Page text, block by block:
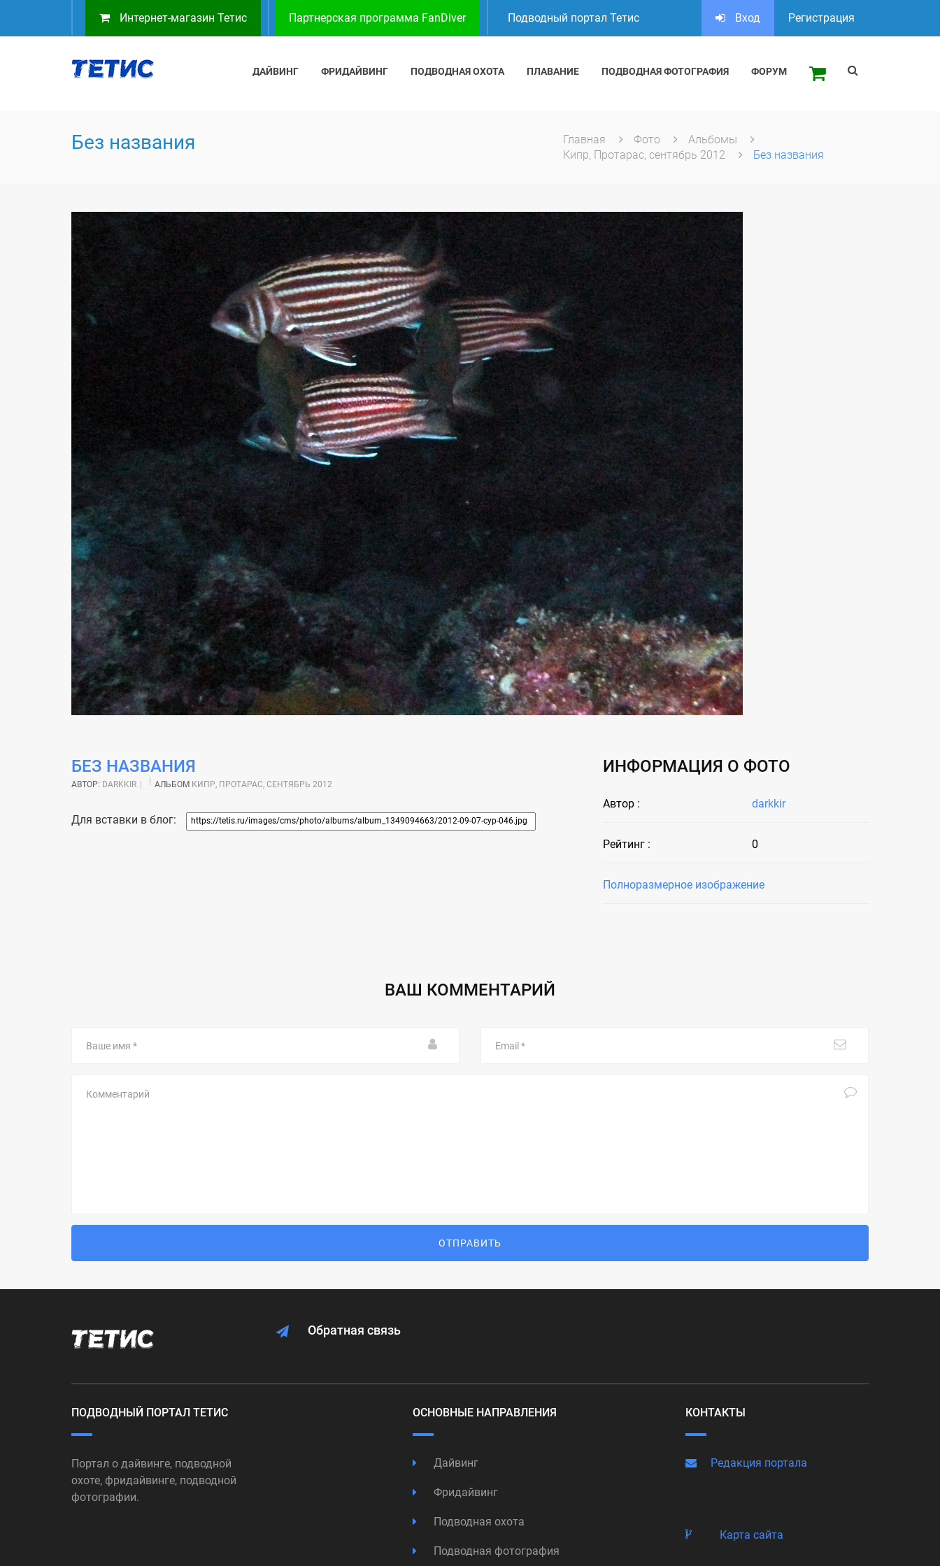
Интернет-магазин Тетис Партнерская программа FanDiver Подводный портал Тетис Вход Регистрация
ДАЙВИНГ ФРИДАЙВИНГ ПОДВОДНАЯ ОХОТА ПЛАВАНИЕ ПОДВОДНАЯ ФОТОГРАФИЯ ФОРУМ
Без названия Главная Фото
Альбомы
Кипр, Протарас, сентябрь 2012
Без названия
БЕЗ НАЗВАНИЯ
АВТОР: DARKKIR АЛЬБОМ КИПР, ПРОТАРАС, СЕНТЯБРЬ 2012
Для вставки в блог:
ИНФОРМАЦИЯ О ФОТО
Автор : darkkir
Рейтинг : 0
Полноразмерное изображение
ВАШ КОММЕНТАРИЙ
имя
ОТПРАВИТЬ
Обратная связь
ПОДВОДНЫЙ ПОРТАЛ ТЕТИС
Портал о дайвинге, подводной
охоте, фридайвинге, подводной
фотографии.
ОСНОВНЫЕ НАПРАВЛЕНИЯ
Дайвинг
Фридайвинг
Подводная охота
Подводная фотография
КОНТАКТЫ
Редакция портала
Карта сайта